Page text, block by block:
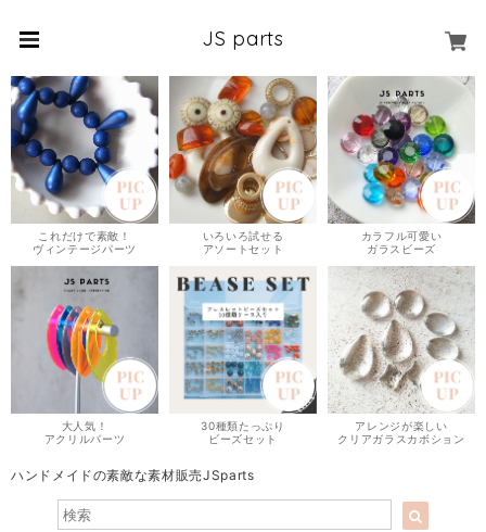
JS parts
これだけで素敵！
ヴィンテージパーツ
いろいろ試せる
アソートセット
カラフル可愛い
ガラスビーズ
大人気！
アクリルパーツ
30種類たっぷり
ビーズセット
アレンジが楽しい
クリアガラスカボション
ハンドメイドの素敵な素材販売JSparts